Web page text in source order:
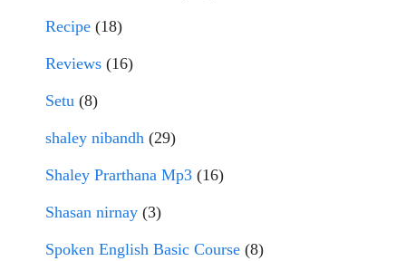
Recipe (18)
Reviews (16)
Setu (8)
shaley nibandh (29)
Shaley Prarthana Mp3 (16)
Shasan nirnay (3)
Spoken English Basic Course (8)